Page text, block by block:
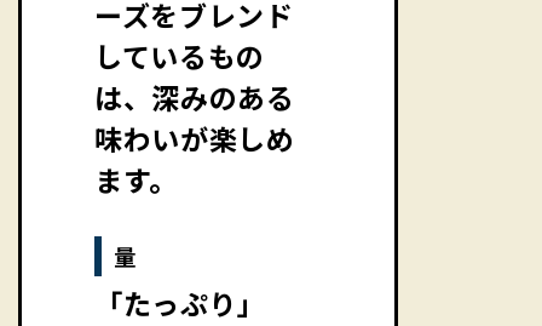
ーズをブレンド
しているもの
は、深みのある
味わいが楽しめ
ます。
量
「たっぷり」